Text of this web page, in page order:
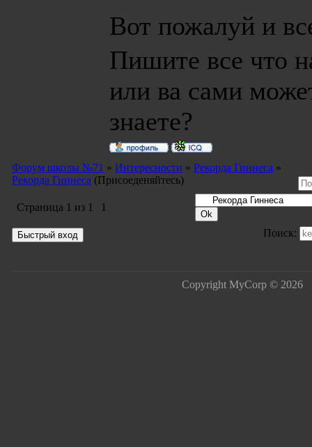
Вот пожалуй и
Пишите все что
или ва сами
знаете?
Форум школы №71 » Интересности » Рекорда Гиннеса »
Рекорда Гиннеса (Присоеденяйтесь)
Страница 1 из 1 1
Поиск:
Copyright MyCorp © 2026